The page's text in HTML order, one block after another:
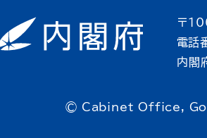
〒
電話
内閣
© Cabinet Office,